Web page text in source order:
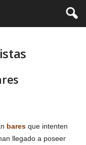
bares que intenten
llegado a poseer